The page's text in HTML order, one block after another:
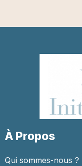
À Propos
Qui sommes-nous ?